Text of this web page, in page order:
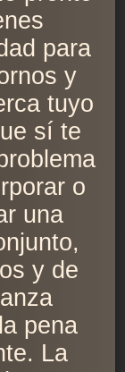
para
y
tuyo
sí te
o
una
y de
pena
La